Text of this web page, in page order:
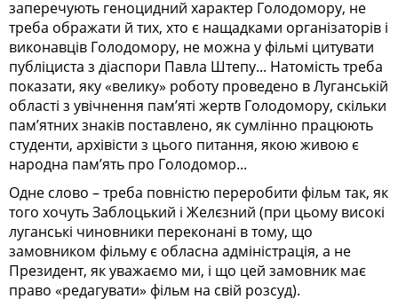
заперечують геноцидний характер Голодомору, не
треба ображати й тих, хто є нащадками організаторів і
виконавців Голодомо­ру, не можна у фільмі цитувати
публіциста з діаспори Павла Штепу... Натомість треба
показати, яку «велику» роботу проведено в Луганській
області з увічнення пам’яті жертв Голодомору, скільки
пам’ятних знаків поставлено, як сумлінно працюють
студенти, архівісти з цього питання, якою живою є
народна пам’ять про Голодомор...
Одне слово – треба повністю переробити фільм так, як
того хочуть Заблоцький і Желєзний (при цьому високі
луганські чиновники переконані в тому, що
замовником фільму є обласна адміністрація, а не
Президент, як уважаємо ми, і що цей замовник має
право «редагувати» фільм на свій розсуд).